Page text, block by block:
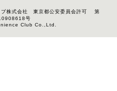
ブ株式会社 東京都公安委員会許可 第
号
Club Co.,Ltd.